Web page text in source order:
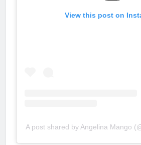
View this post on
A post shared by Angelina Mango